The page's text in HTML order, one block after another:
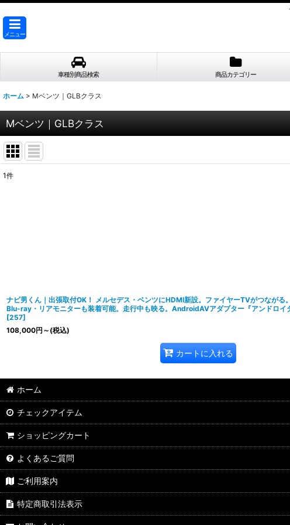
メニュー
車種別商品検索 商品カテゴリー
ホーム > Mベンツ｜GLBクラス
Mベンツ｜GLBクラス
1件
ナビ男くん｜出張取付OK！ メルセデス・ベンツにHDMI新設。ファイヤーTVがつながる
Blu-ray・リアモニターも装着可能。走行中も映る。AndroidAVアダプター『アンドロ
[257]
108,000円 ～ (税込)
カートに入れる
ホーム
チェックアイテム
ショッピングカート
よくあるご質問
ご利用案内
特定商取引法表示